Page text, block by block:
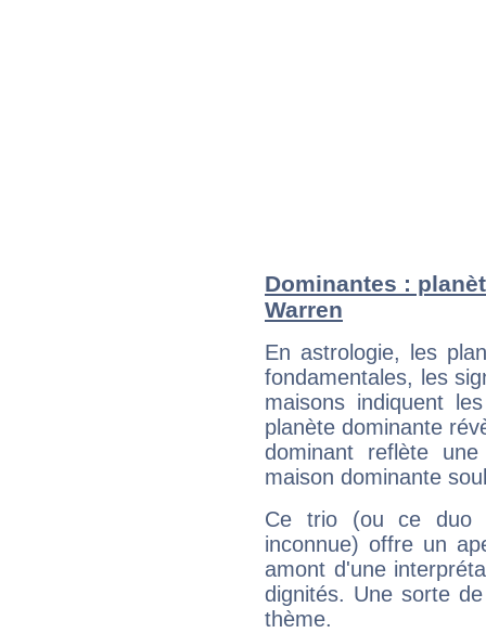
Dominantes :
Warren
En astrologie, les
fondamentales, les
maisons indiquent
planète dominante
dominant reflète
maison dominante
Ce trio (ou ce duo
inconnue) offre un
amont d'une
dignités. Une sorte
thème.